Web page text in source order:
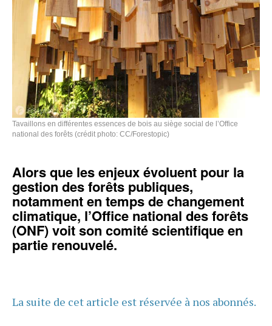
Tavaillons en différentes essences de bois au siège social de l’Office
national des forêts (crédit photo: CC/Forestopic)
Alors que les enjeux évoluent pour la
gestion des forêts publiques,
notamment en temps de changement
climatique, l’Office national des forêts
(ONF) voit son comité scientifique en
partie renouvelé.
La suite de cet article est réservée à nos abonnés.